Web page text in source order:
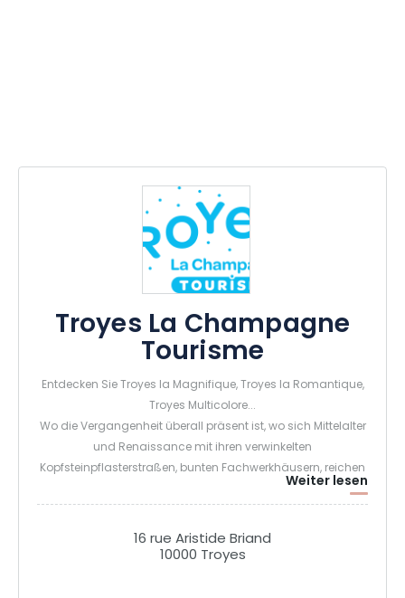
Troyes La Champagne
Tourisme
Entdecken Sie Troyes la Magnifique, Troyes la Romantique,
Troyes Multicolore...
Wo die Vergangenheit überall präsent ist, wo sich Mittelalter
und Renaissance mit ihren verwinkelten
Kopfsteinpflasterstraßen, bunten Fachwerkhäusern, reichen
Stadthäusern, verzierten Kirchen und geheimen Höfen
vermischen...
Wo die reiche Geschichte ihre Spuren hinterlassen hat und
die sich kokett gibt, indem sie zu einer zweiten Jugend
Weiter lesen
16 rue Aristide Briand
10000 Troyes